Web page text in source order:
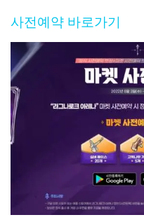
사전예약 바로가기